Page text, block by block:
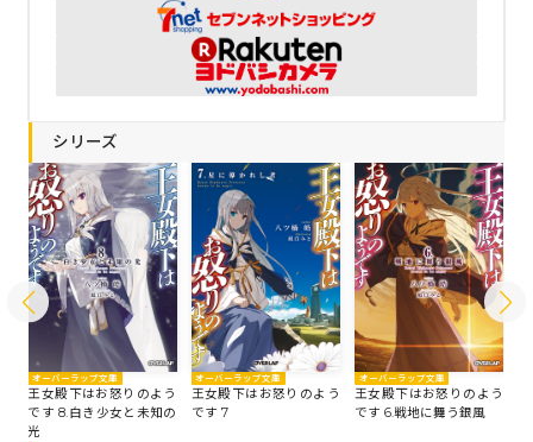
シリーズ
オーバーラップ文庫
王女殿下はお怒りのよう
です 8.白き少女と未知の
光
オーバーラップ文庫
王女殿下はお怒りのよう
です 7
オーバーラップ文庫
王女殿下はお怒りのよう
です 6.戦地に舞う銀風